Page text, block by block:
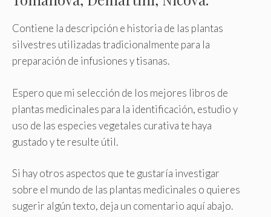
Contiene la descripción e historia de las plantas
silvestres utilizadas tradicionalmente para la
preparación de infusiones y tisanas.
Espero que mi selección de los mejores libros de
plantas medicinales para la identificación, estudio y
uso de las especies vegetales curativa te haya
gustado y te resulte útil.
Si hay otros aspectos que te gustaría investigar
sobre el mundo de las plantas medicinales o quieres
sugerir algún texto, deja un comentario aquí abajo.